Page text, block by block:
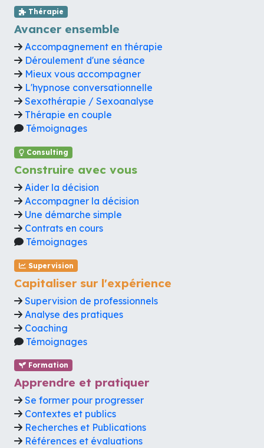
Thérapie
Avancer ensemble
Accompagnement en thérapie
Déroulement d'une séance
Mieux vous accompagner
L'hypnose conversationnelle
Sexothérapie / Sexoanalyse
Thérapie en couple
Témoignages
Consulting
Construire avec vous
Aider la décision
Accompagner la décision
Une démarche simple
Contrats en cours
Témoignages
Supervision
Capitaliser sur l'expérience
Supervision de professionnels
Analyse des pratiques
Coaching
Témoignages
Formation
Apprendre et pratiquer
Se former pour progresser
Contextes et publics
Recherches et Publications
Références et évaluations